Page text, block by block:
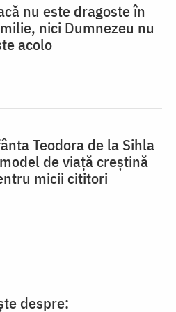
nu este dragoste în
nici Dumnezeu nu
acolo
Teodora de la Sihla
de viaţă creştină
micii cititori
despre: